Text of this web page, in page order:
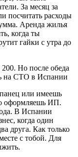
За месяц за
посчитать расходы
Аренда жилья
когда ты
гайки с утра до
или имеешь
оформляешь ИП.
В Испании
когда один
друга. Как только
с тобой. Для